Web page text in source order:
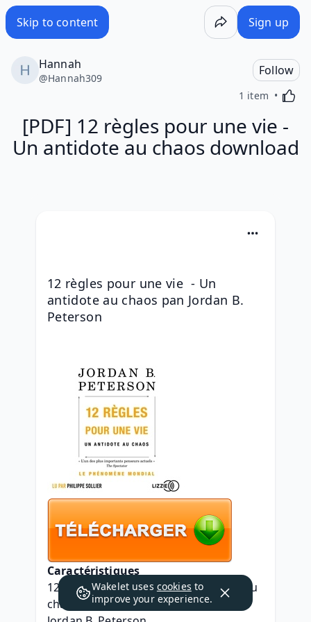
Skip to content Sign up
Hannah
@Hannah309
Follow
1 item
[PDF] 12 règles pour une vie -
Un antidote au chaos download
12 règles pour une vie  - Un
antidote au chaos pan Jordan B.
Peterson
Caractéristiques
12 règles pour une vie  - Un antidote au
chaos
Wakelet uses cookies to
improve your experience.